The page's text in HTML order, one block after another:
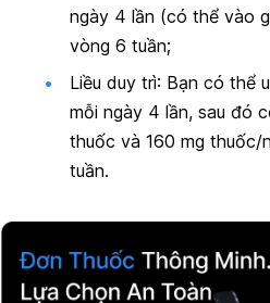
ngày 4 lần (có thể vào
vòng 6 tuần;
Liều duy trì: Bạn có thể
mỗi ngày 4 lần, sau đó
thuốc và 160 mg thuốc/
tuần.